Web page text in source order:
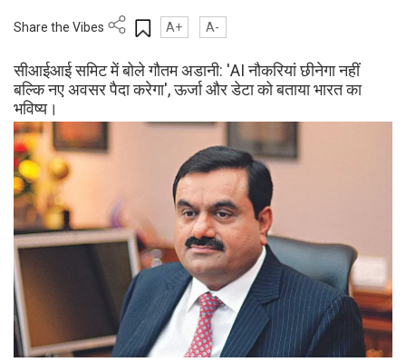
Share the Vibes A+ A-
सीआईआई समिट में बोले गौतम अडानी: 'AI नौकरियां छीनेगा नहीं
बल्कि नए अवसर पैदा करेगा', ऊर्जा और डेटा को बताया भारत का
भविष्य।